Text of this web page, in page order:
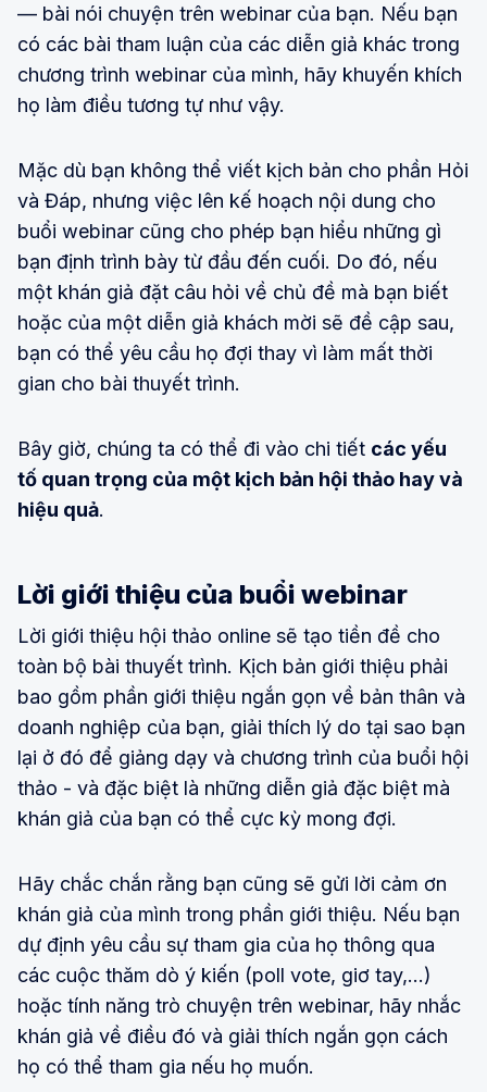
— bài nói chuyện trên webinar của bạn. Nếu bạn
có các bài tham luận của các diễn giả khác trong
chương trình webinar của mình, hãy khuyến khích
họ làm điều tương tự như vậy.
Mặc dù bạn không thể viết kịch bản cho phần Hỏi
và Đáp, nhưng việc lên kế hoạch nội dung cho
buổi webinar cũng cho phép bạn hiểu những gì
bạn định trình bày từ đầu đến cuối. Do đó, nếu
một khán giả đặt câu hỏi về chủ đề mà bạn biết
hoặc của một diễn giả khách mời sẽ đề cập sau,
bạn có thể yêu cầu họ đợi thay vì làm mất thời
gian cho bài thuyết trình.
Bây giờ, chúng ta có thể đi vào chi tiết các yếu
tố quan trọng của một kịch bản hội thảo hay và
hiệu quả.
Lời giới thiệu của buổi webinar
Lời giới thiệu hội thảo online sẽ tạo tiền đề cho
toàn bộ bài thuyết trình. Kịch bản giới thiệu phải
bao gồm phần giới thiệu ngắn gọn về bản thân và
doanh nghiệp của bạn, giải thích lý do tại sao bạn
lại ở đó để giảng dạy và chương trình của buổi hội
thảo - và đặc biệt là những diễn giả đặc biệt mà
khán giả của bạn có thể cực kỳ mong đợi.
Hãy chắc chắn rằng bạn cũng sẽ gửi lời cảm ơn
khán giả của mình trong phần giới thiệu. Nếu bạn
dự định yêu cầu sự tham gia của họ thông qua
các cuộc thăm dò ý kiến (poll vote, giơ tay,...)
hoặc tính năng trò chuyện trên webinar, hãy nhắc
khán giả về điều đó và giải thích ngắn gọn cách
họ có thể tham gia nếu họ muốn.